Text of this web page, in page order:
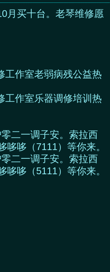
月买十台。老琴维修愿
工作室老弱病残公益热
工作室乐器调修培训热
二一调子安。索拉西
哆哆（7111）等你来。
二一调子安。索拉西
哆哆（5111）等你来。